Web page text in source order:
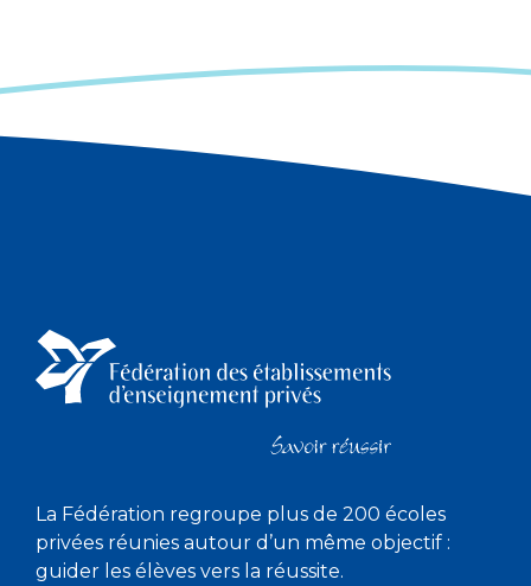
La Fédération regroupe plus de 200 écoles
privées réunies autour d’un même objectif :
guider les élèves vers la réussite.